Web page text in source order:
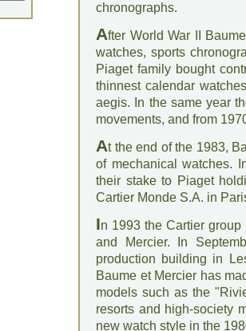
chronographs.
After World War II
watches, sports
Piaget family bought
thinnest calendar
aegis. In the same year
movements, and from
At the end of the 1983,
of mechanical watches.
their stake to Piaget
Cartier Monde S.A. in
In 1993 the Cartier
and Mercier. In
production building in
Baume et Mercier has
models such as the
resorts and high-society
new watch style in the